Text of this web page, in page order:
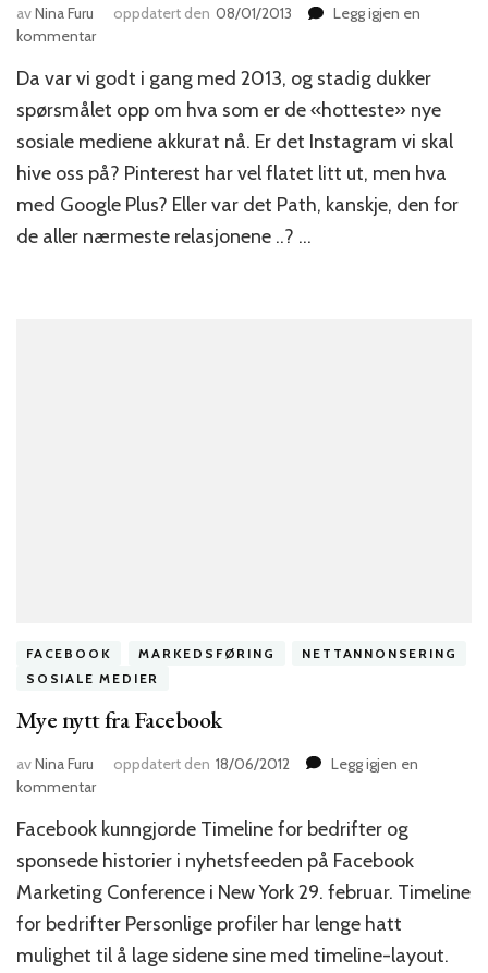
avNina Furu oppdatert den 08/01/2013
Legg igjen en
kommentartil
hypen
–
pengene!
Da var vi godt i gang med 2013, og stadig dukker
spørsmålet opp om hva som er de «hotteste» nye
sosiale mediene akkurat nå. Er det Instagram vi skal
hive oss på? Pinterest har vel flatet litt ut, men hva
med Google Plus? Eller var det Path, kanskje, den for
de aller nærmeste relasjonene ..? …
FACEBOOK MARKEDSFØRING
NETTANNONSERING
SOSIALE MEDIER
Mye nytt fra Facebook
avNina Furu oppdatert den 18/06/2012
Legg igjen en
kommentartil
nytt
fra
Facebook kunngjorde Timeline for bedrifter og
sponsede historier i nyhetsfeeden på Facebook
Marketing Conference i New York 29. februar. Timeline
for bedrifter Personlige profiler har lenge hatt
mulighet til å lage sidene sine med timeline-layout.